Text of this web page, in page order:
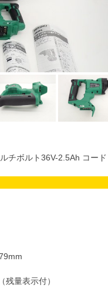
チボルト36V-2.5Ah コード
量表示付）